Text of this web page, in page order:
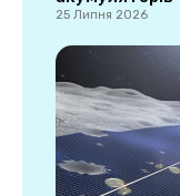
25 Липня 2026